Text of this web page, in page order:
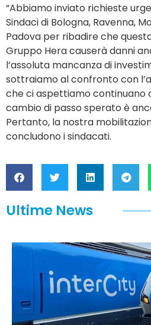
“Abbiamo inviato richieste
Sindaci di Bologna, Ravenna,
Padova per ribadire che
Gruppo Hera causerà danni
l’assoluta mancanza di
sottraiamo al confronto con
che ci aspettiamo continuano
cambio di passo sperato è
Pertanto, la nostra
concludono i sindacati.
Ultime News